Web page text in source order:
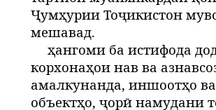
Ҷумҳурии Тоҷикистон
мешавад.
ҳангоми ба истифода
корхонаҳои нав ва
амалкунанда, иншоотҳо
объектҳо, ҷорӣ намудани